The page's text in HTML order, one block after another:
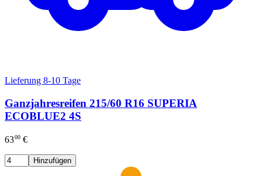
Lieferung 8-10 Tage
Ganzjahresreifen 215/60 R16 SUPERIA
ECOBLUE2 4S
6300 €
Hinzufügen